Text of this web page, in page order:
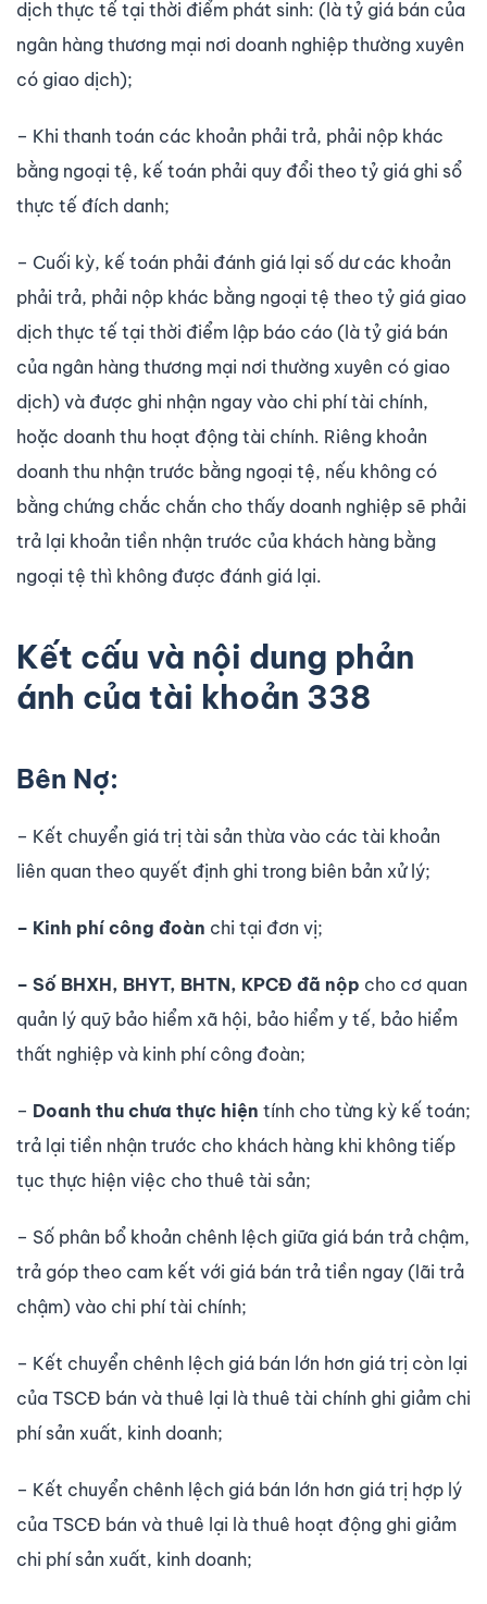
dịch thực tế tại thời điểm phát sinh: (là tỷ giá bán của
ngân hàng thương mại nơi doanh nghiệp thường xuyên
có giao dịch);
– Khi thanh toán các khoản phải trả, phải nộp khác
bằng ngoại tệ, kế toán phải quy đổi theo tỷ giá ghi sổ
thực tế đích danh;
– Cuối kỳ, kế toán phải đánh giá lại số dư các khoản
phải trả, phải nộp khác bằng ngoại tệ theo tỷ giá giao
dịch thực tế tại thời điểm lập báo cáo (là tỷ giá bán
của ngân hàng thương mại nơi thường xuyên có giao
dịch) và được ghi nhận ngay vào chi phí tài chính,
hoặc doanh thu hoạt động tài chính. Riêng khoản
doanh thu nhận trước bằng ngoại tệ, nếu không có
bằng chứng chắc chắn cho thấy doanh nghiệp sẽ phải
trả lại khoản tiền nhận trước của khách hàng bằng
ngoại tệ thì không được đánh giá lại.
Kết cấu và nội dung phản
ánh của tài khoản 338
Bên Nợ:
– Kết chuyển giá trị tài sản thừa vào các tài khoản
liên quan theo quyết định ghi trong biên bản xử lý;
– Kinh phí công đoàn chi tại đơn vị;
– Số BHXH, BHYT, BHTN, KPCĐ đã nộp cho cơ quan
quản lý quỹ bảo hiểm xã hội, bảo hiểm y tế, bảo hiểm
thất nghiệp và kinh phí công đoàn;
– Doanh thu chưa thực hiện tính cho từng kỳ kế toán;
trả lại tiền nhận trư­ớc cho khách hàng khi không tiếp
tục thực hiện việc cho thuê tài sản;
– Số phân bổ khoản chênh lệch giữa giá bán trả chậm,
trả góp theo cam kết với giá bán trả tiền ngay (lãi trả
chậm) vào chi phí tài chính;
– Kết chuyển chênh lệch giá bán lớn hơn giá trị còn lại
của TSCĐ bán và thuê lại là thuê tài chính ghi giảm chi
phí sản xuất, kinh doanh;
– Kết chuyển chênh lệch giá bán lớn hơn giá trị hợp lý
của TSCĐ bán và thuê lại là thuê hoạt động ghi giảm
chi phí sản xuất, kinh doanh;